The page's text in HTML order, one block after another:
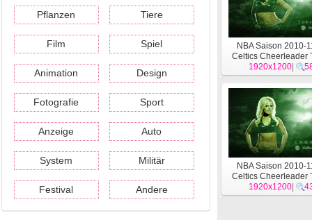
Pflanzen Tiere
Film Spiel
Animation Design
Fotografie Sport
Anzeige Auto
System Militär
Festival Andere
NBA Saison 2010-
Celtics Cheerleader
#19
1920x1200
NBA Saison 2010-
Celtics Cheerleader
#15
1920x1200